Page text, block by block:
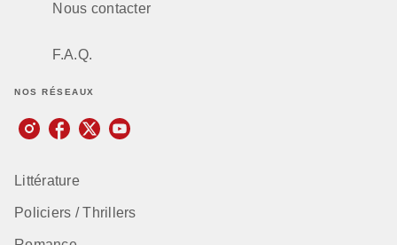
Nous contacter
F.A.Q.
NOS RÉSEAUX
Littérature
Policiers / Thrillers